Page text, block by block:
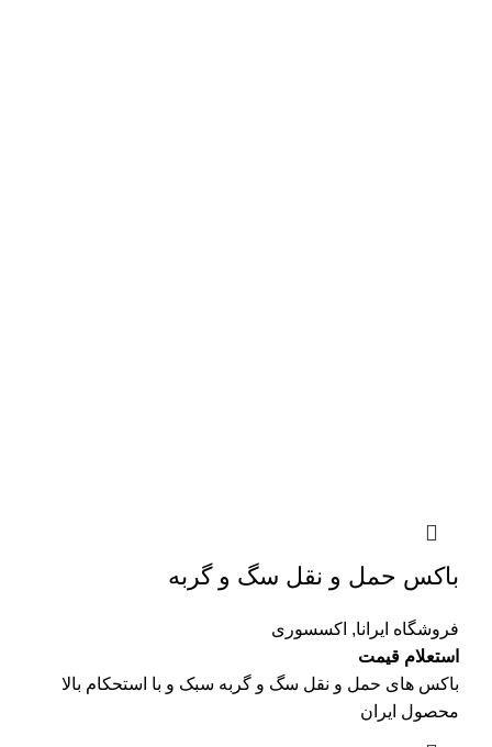
باکس حمل و نقل سگ و گربه
فروشگاه ایرانا, اکسسوری
استعلام قیمت
باکس های حمل و نقل سگ و گربه سبک و با استحکام بالا
محصول ایران